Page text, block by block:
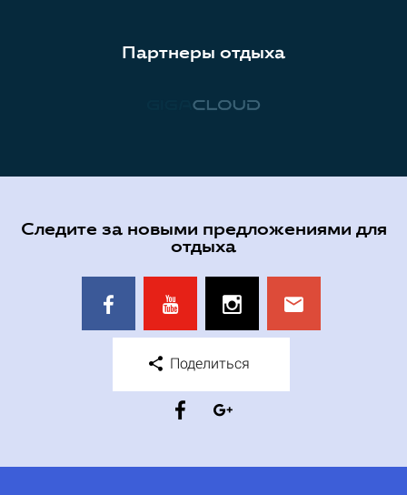
Партнеры отдыха
Следите за новыми предложениями для
отдыха
Поделиться